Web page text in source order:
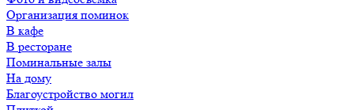
Организация поминок
В кафе
В ресторане
Поминальные залы
На дому
Благоустройство могил